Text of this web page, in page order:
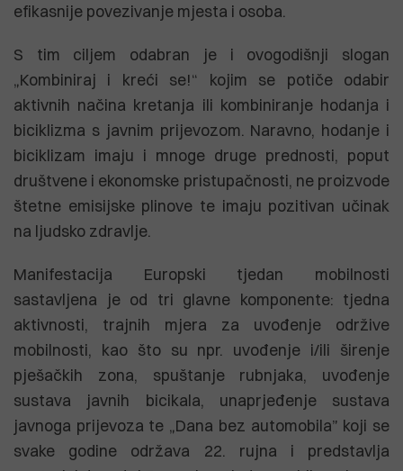
efikasnije povezivanje mjesta i osoba.
S tim ciljem odabran je i ovogodišnji slogan
„Kombiniraj i kreći se!“ kojim se potiče odabir
aktivnih načina kretanja ili kombiniranje hodanja i
biciklizma s javnim prijevozom. Naravno, hodanje i
biciklizam imaju i mnoge druge prednosti, poput
društvene i ekonomske pristupačnosti, ne proizvode
štetne emisijske plinove te imaju pozitivan učinak
na ljudsko zdravlje.
Manifestacija Europski tjedan mobilnosti
sastavljena je od tri glavne komponente: tjedna
aktivnosti, trajnih mjera za uvođenje održive
mobilnosti, kao što su npr. uvođenje i/ili širenje
pješačkih zona, spuštanje rubnjaka, uvođenje
sustava javnih bicikala, unaprjeđenje sustava
javnoga prijevoza te „Dana bez automobila” koji se
svake godine održava 22. rujna i predstavlja